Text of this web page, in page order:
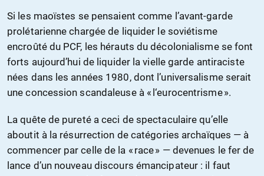
Si les maoïstes se pensaient comme l’avant-garde
prolétarienne chargée de liquider le soviétisme
encroûté du PCF, les hérauts du décolonialisme se font
forts aujourd’hui de liquider la vielle garde antiraciste
nées dans les années 1980, dont l’universalisme serait
une concession scandaleuse à « l‘eurocentrisme ».
La quête de pureté a ceci de spectaculaire qu’elle
aboutit à la résurrection de catégories archaïques — à
commencer par celle de la « race » — devenues le fer de
lance d’un nouveau discours émancipateur : il faut